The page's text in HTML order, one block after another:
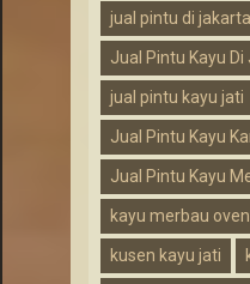
jual pintu di jakarta
Jual Pintu Kayu
jual pintu kayu jati
Jual Pintu Kayu
Jual Pintu Kayu
kayu merbau oven
kusen kayu jati